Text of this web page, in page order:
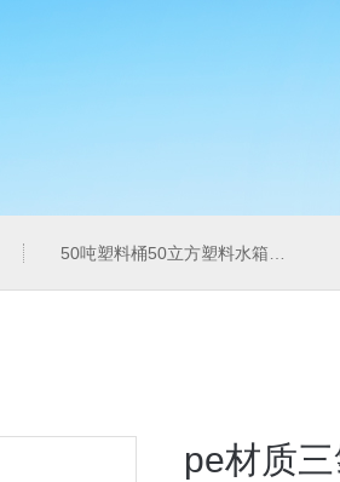
50吨塑料桶50立方塑料水箱pe水箱
pe材质